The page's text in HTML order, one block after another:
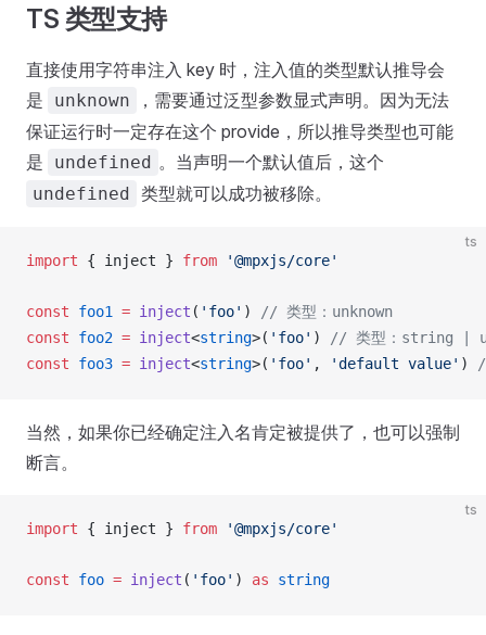
TS 类型支持
直接使用字符串注入 key 时，注入值的类型默认推导会
是
unknown
，需要通过泛型参数显式声明。因为无法
保证运行时一定存在这个 provide，所以推导类型也可能
是
undefined 。当声明一个默认值后，这个
undefined 类型就可以成功被移除。
ts
import { inject } from '@mpxjs/core'
const foo1 = inject ( 'foo' )
// 类型：unknown
const
foo2 = inject<string>( 'foo' )
// 类型：string |
const
foo3 = inject<string>( 'foo' , 'default value' )
当然，如果你已经确定注入名肯定被提供了，也可以强制
断言。
ts
import { inject } from '@mpxjs/core'
const foo = inject ( 'foo' ) as string